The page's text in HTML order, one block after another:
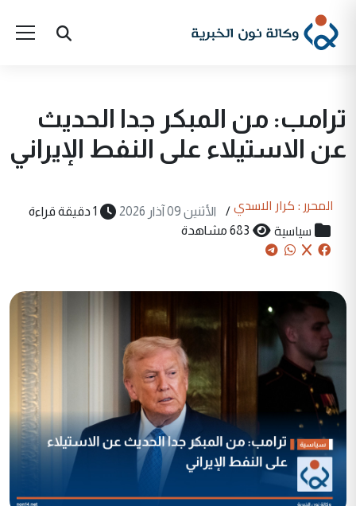
ترامب: من المبكر جدا الحديث
عن الاستيلاء على النفط الإيراني
المحرر : كرار الاسدي / الأثنين 09 آذار 2026 1 دقيقة قراءة
سياسية 683 مشاهدة